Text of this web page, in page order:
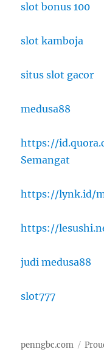
slot bonus 100
slot kamboja
situs slot gacor
medusa88
https://
Semangat
https://lynk.id/
https://
judi medusa88
slot777
penngbc.com